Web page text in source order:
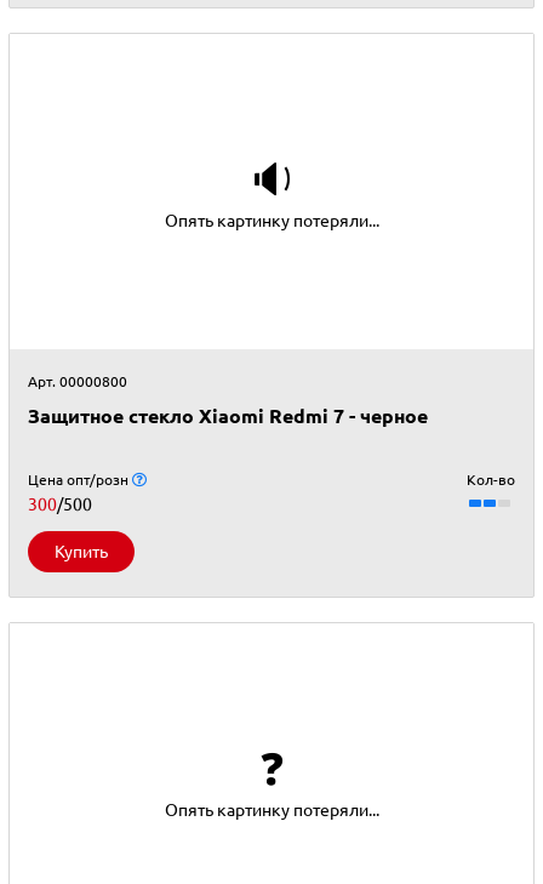
🔉
Опять картинку потеряли...
Арт. 00000800
Защитное стекло Xiaomi Redmi 7 - черное
Цена опт/розн
300/500
Кол-во
Купить
❓
Опять картинку потеряли...